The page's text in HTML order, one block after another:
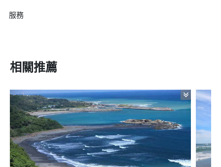
服務
相關推薦